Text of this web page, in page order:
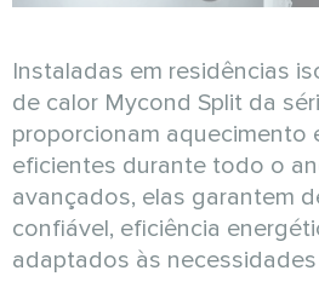
Instaladas em residências
de calor Mycond Split da
proporcionam aquecimento
eficientes durante todo o
avançados, elas garantem
confiável, eficiência
adaptados às